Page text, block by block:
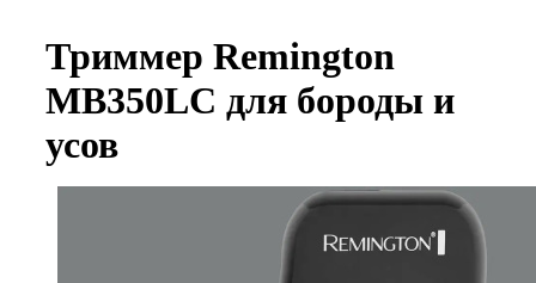
Триммер Remington
MB350LC для бороды и
усов